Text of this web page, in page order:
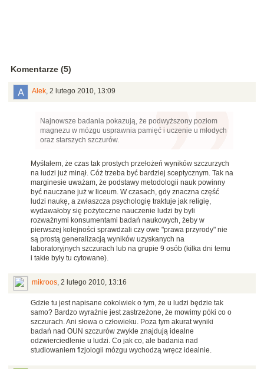
Komentarze (5)
Alek 2 lutego 2010, 13:09
Najnowsze badania pokazują, że podwyższony poziom
magnezu w mózgu usprawnia pamięć i uczenie u młodych
oraz starszych szczurów.
Myślałem, że czas tak prostych przełożeń wyników szczurzych
na ludzi już minął. Cóż trzeba być bardziej sceptycznym. Tak na
marginesie uważam, że podstawy metodologii nauk powinny
być nauczane już w liceum. W czasach, gdy znaczna część
ludzi naukę, a zwłaszcza psychologię traktuje jak religię,
wydawałoby się pożyteczne nauczenie ludzi by byli
rozważnymi konsumentami badań naukowych, żeby w
pierwszej kolejności sprawdzali czy owe "prawa przyrody" nie
są prostą generalizacją wyników uzyskanych na
laboratoryjnych szczurach lub na grupie 9 osób (kilka dni temu
i takie były tu cytowane).
mikroos 2 lutego 2010, 13:16
Gdzie tu jest napisane cokolwiek o tym, że u ludzi będzie tak
samo? Bardzo wyraźnie jest zastrzeżone, że mowimy póki co o
szczurach. Ani słowa o człowieku. Poza tym akurat wyniki
badań nad OUN szczurów zwykle znajdują idealne
odzwierciedlenie u ludzi. Co jak co, ale badania nad
studiowaniem fizjologii mózgu wychodzą wręcz idealnie.